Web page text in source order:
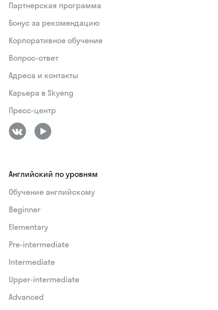
Партнерская программа
Бонус за рекомендацию
Корпоративное обучение
Вопрос-ответ
Адреса и контакты
Карьера в Skyeng
Пресс-центр
Английский по уровням
Обучение английскому
Beginner
Elementary
Pre-intermediate
Intermediate
Upper-intermediate
Advanced